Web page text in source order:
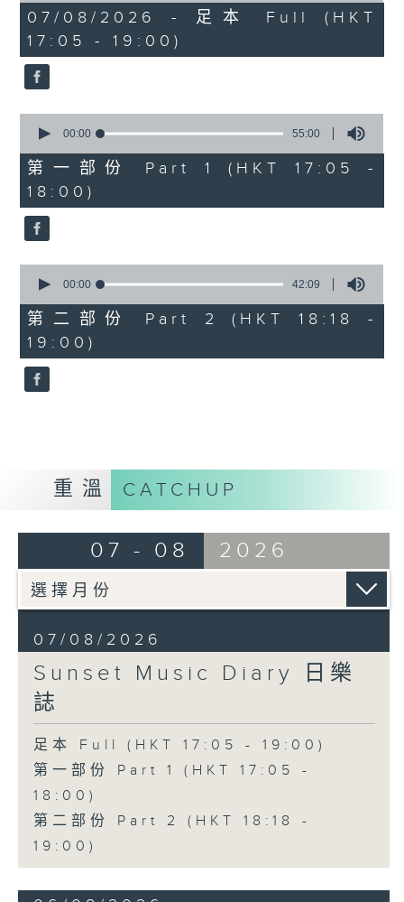
憶古典樂壇當天發生過的大小事，記得誰曾在音樂路
上留下足跡，坐擁那時那刻的浪漫晚霞。
1
hour,
36
minutes,
59
seconds
07/08/2026 - 足本 Full (HKT
17:05 - 19:00)
seconds
55
minutes,
0
seconds
00:00 55:00
第一部份 Part 1 (HKT 17:05 -
18:00)
seconds
42
minutes,
9
seconds
00:00 42:09
第二部份 Part 2 (HKT 18:18 -
19:00)
重溫 CATCHUP
07 - 08 2026
07/08/2026
Sunset Music Diary 日樂
誌
足本 Full (HKT 17:05 - 19:00)
第一部份 Part 1 (HKT 17:05 -
18:00)
第二部份 Part 2 (HKT 18:18 -
19:00)